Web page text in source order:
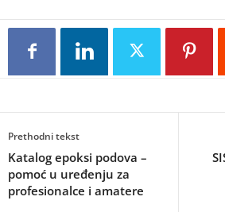
Prethodni tekst
Katalog epoksi podova –
pomoć u uređenju za
profesionalce i amatere